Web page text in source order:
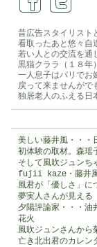
く
な
る
は
昔広告スタイリスト
看取ったあと悠々自
若い人との交流を通
黒猫クララ（１８年
一人息子はパリでお
戻って来ませんがで
独居老人のふえる日
美しい藤井風・・・
初体験の取材。森瑶
そして風吹ジュンち
fujii kaze・藤井風
風君が「優しさ」に
夢実人さんが見える
夕陽評論家・・・油
花火
風吹ジュンさんから
亡き北出君のカレン